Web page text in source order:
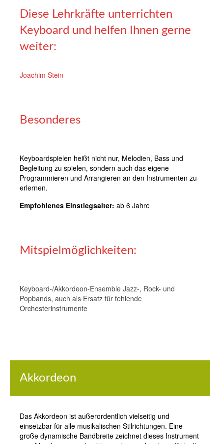
Diese Lehrkräfte unterrichten
Keyboard und helfen Ihnen gerne
weiter:
Joachim Stein
Besonderes
Keyboardspielen heißt nicht nur, Melodien, Bass und
Begleitung zu spielen, sondern auch das eigene
Programmieren und Arrangieren an den Instrumenten zu
erlernen.
Empfohlenes Einstiegsalter: ab 6 Jahre
Mitspielmöglichkeiten:
Keyboard-/Akkordeon-Ensemble Jazz-, Rock- und
Popbands, auch als Ersatz für fehlende
Orchesterinstrumente
Akkordeon
Das Akkordeon ist außerordentlich vielseitig und
einsetzbar für alle musikalischen Stilrichtungen. Eine
große dynamische Bandbreite zeichnet dieses Instrument